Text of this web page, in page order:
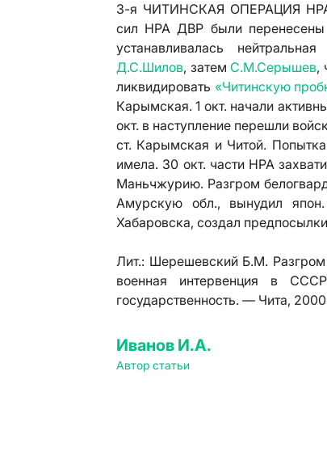
3-я ЧИТИНСКАЯ ОПЕРАЦИЯ НРА
сил НРА ДВР были перенесены
устанавливалась
Д.С.Шилов, затем С.М.Серышев,
ликвидировать «Читинскую
Карымская. 1 окт. начали
окт. в наступление перешли
ст. Карымская и Читой.
имела. 30 окт. части НРА
Маньчжурию. Разгром
Амурскую обл., вынудил
Хабаровска, создал
Лит.: Шерешевский Б.М.
военная интервенция в
государственность. — Чита,
Иванов И.А.
Автор статьи